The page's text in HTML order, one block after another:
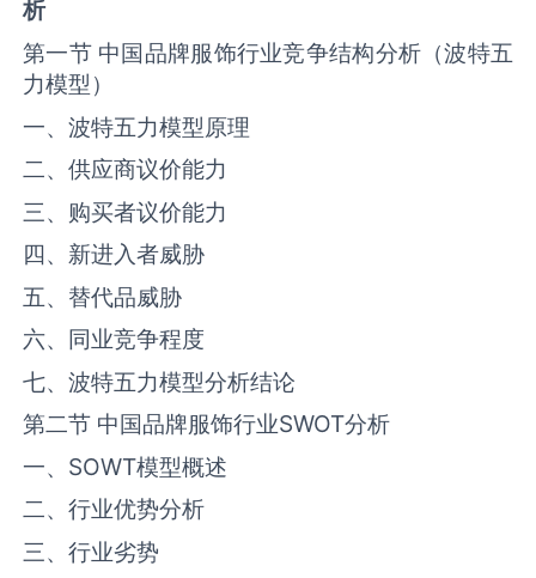
析
第一节 中国品牌服饰行业竞争结构分析（波特五
力模型）
一、波特五力模型原理
二、供应商议价能力
三、购买者议价能力
四、新进入者威胁
五、替代品威胁
六、同业竞争程度
七、波特五力模型分析结论
第二节 中国品牌服饰行业SWOT分析
一、 SOWT模型概述
二、行业优势分析
三、行业劣势